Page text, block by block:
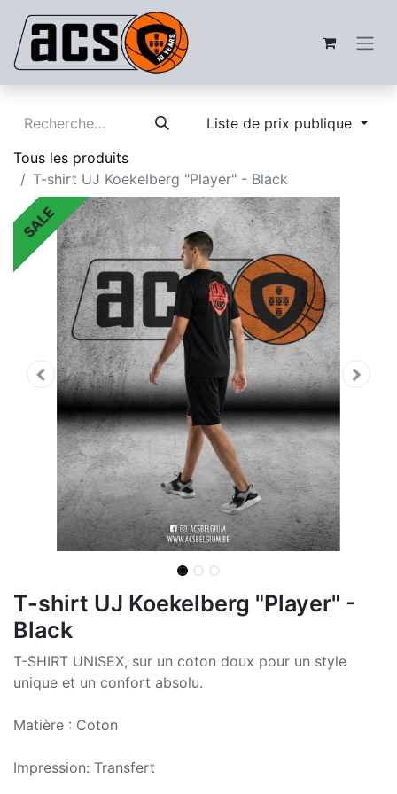
Liste de prix publique
Tous les produits
T-shirt UJ Koekelberg "Player" - Black
SALE
T-shirt UJ Koekelberg "Player" -
Black
T-SHIRT UNISEX, sur un coton doux pour un style
unique et un confort absolu.
Matière : Coton
Impression: Transfert